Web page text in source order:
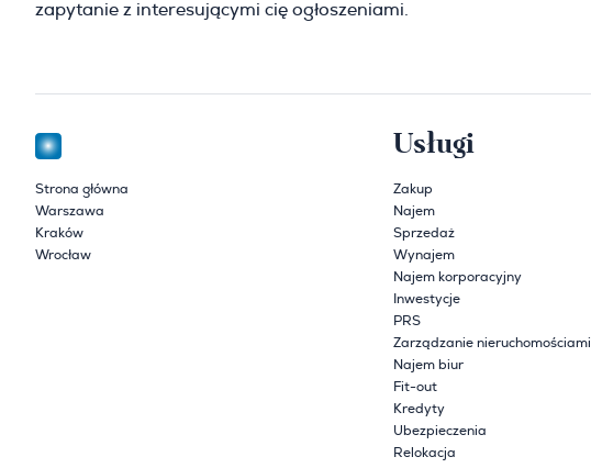
zapytanie z interesującymi cię ogłoszeniami.
Strona główna
Warszawa
Kraków
Wrocław
Usługi
Zakup
Najem
Sprzedaż
Wynajem
Najem korporacyjny
Inwestycje
PRS
Zarządzanie nieruchomościami
Najem biur
Fit-out
Kredyty
Ubezpieczenia
Relokacja